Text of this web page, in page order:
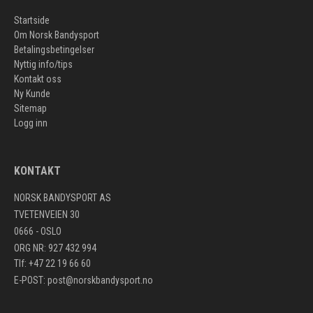
Startside
Om Norsk Bandysport
Betalingsbetingelser
Nyttig info/tips
Kontakt oss
Ny Kunde
Sitemap
Logg inn
KONTAKT
NORSK BANDYSPORT AS
TVETENVEIEN 30
0666 - OSLO
ORG NR: 927 432 994
Tlf: +47 22 19 66 60
E-POST: post@norskbandysport.no